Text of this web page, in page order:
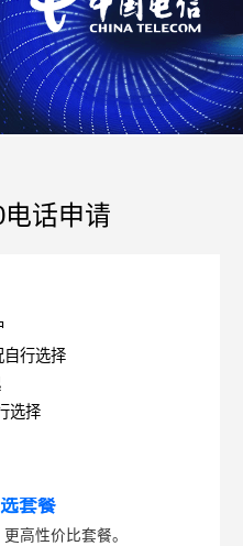
话申请
行选择
选择
套餐
高性价比套餐。